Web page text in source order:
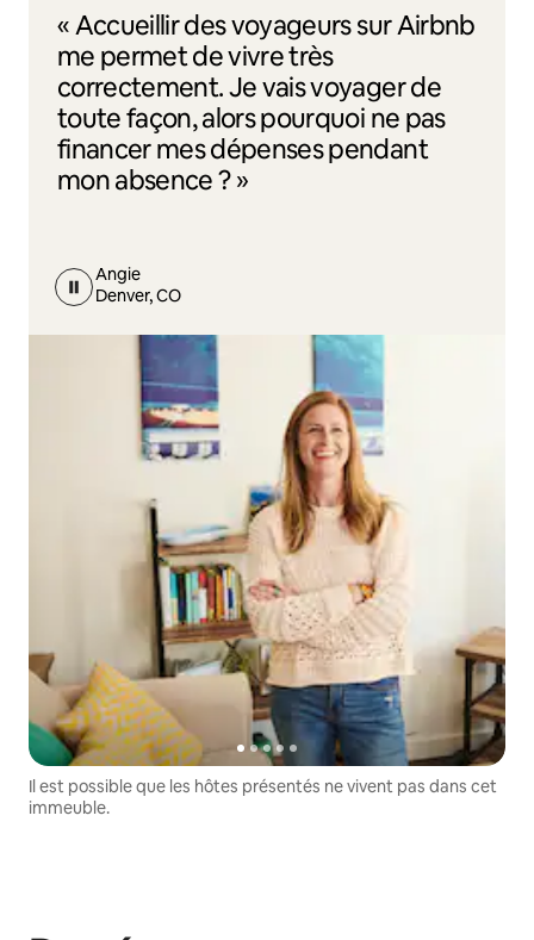
« Accueillir des voyageurs sur Airbnb
me permet de vivre très
correctement. Je vais voyager de
toute façon, alors pourquoi ne pas
financer mes dépenses pendant
mon absence ? »
Angie
Denver, CO
Il est possible que les hôtes présentés ne vivent pas dans cet
immeuble.